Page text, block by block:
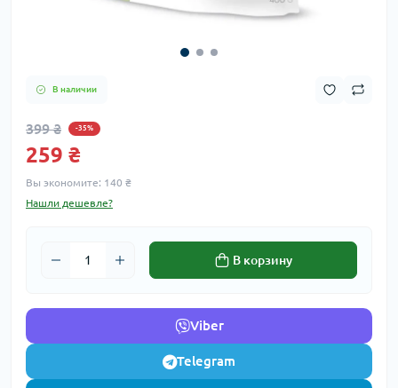
В наличии
399 ₴ -35%
259 ₴
Вы экономите: 140 ₴
Нашли дешевле?
В корзину
Viber
Telegram